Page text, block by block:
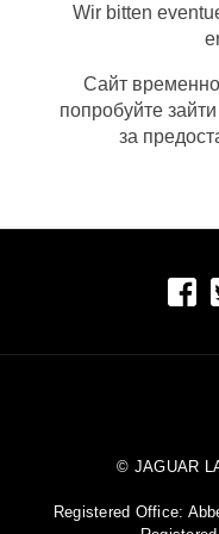
Wir bitten
Сайт
попробуйте
за
© JAGUAR
Registered Office: